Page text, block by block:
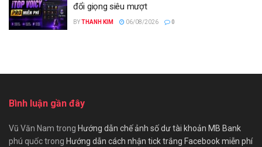
đổi giọng siêu mượt
BYTHANH KIM 06/08/2026 0
Bình luận gần đây
Vũ Văn Nam trong Hướng dẫn chế ảnh số dư tài khoản MB Bank
phú quốctrong Hướng dẫn cách nhận tick trắng Facebook miễn phí